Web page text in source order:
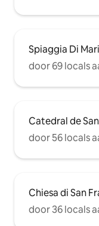
Spiaggia Di
door 69 locals
Catedral de
door 56 locals
Chiesa di San
door 36 locals